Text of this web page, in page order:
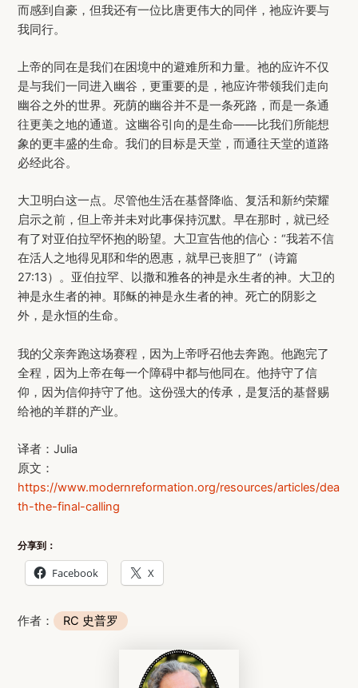
而感到自豪，但我还有一位比唐更伟大的同伴，祂应许要与
我同行。
上帝的同在是我们在困境中的避难所和力量。祂的应许不仅
是与我们一同进入幽谷，更重要的是，祂应许带领我们走向
幽谷之外的世界。死荫的幽谷并不是一条死路，而是一条通
往更美之地的通道。这幽谷引向的是生命——比我们所能想
象的更丰盛的生命。我们的目标是天堂，而通往天堂的道路
必经此谷。
大卫明白这一点。尽管他生活在基督降临、复活和新约荣耀
启示之前，但上帝并未对此事保持沉默。早在那时，就已经
有了对亚伯拉罕怀抱的盼望。大卫宣告他的信心：“我若不信
在活人之地得见耶和华的恩惠，就早已丧胆了”（诗篇
27:13）。亚伯拉罕、以撒和雅各的神是永生者的神。大卫的
神是永生者的神。耶稣的神是永生者的神。死亡的阴影之
外，是永恒的生命。
我的父亲奔跑这场赛程，因为上帝呼召他去奔跑。他跑完了
全程，因为上帝在每一个障碍中都与他同在。他持守了信
仰，因为信仰持守了他。这份强大的传承，是复活的基督赐
给祂的羊群的产业。
译者：Julia
原文：
https://www.modernreformation.org/resources/articles/dea
th-the-final-calling
分享到：
Facebook X
作者： RC 史普罗